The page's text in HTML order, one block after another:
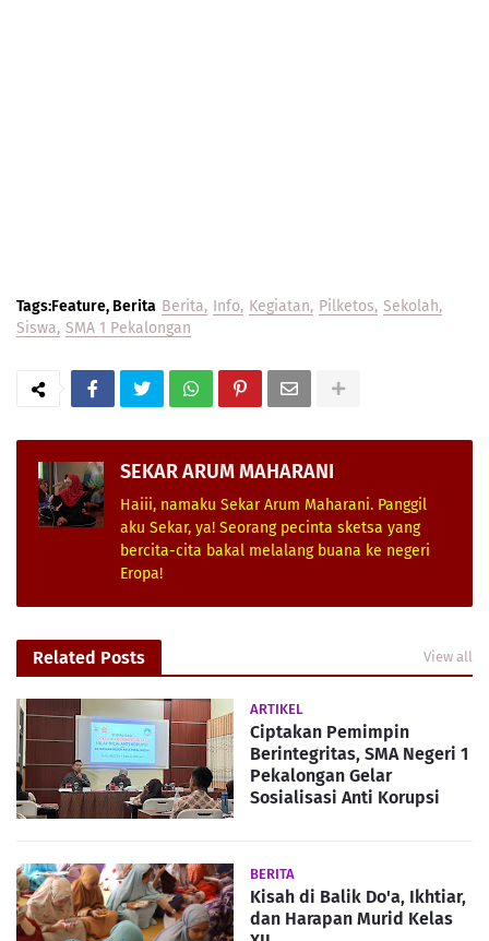
Tags:Feature, Berita Berita Info Kegiatan Pilketos Sekolah
Siswa SMA 1 Pekalongan
SEKAR ARUM MAHARANI
Haiii, namaku Sekar Arum Maharani. Panggil
aku Sekar, ya! Seorang pecinta sketsa yang
bercita-cita bakal melalang buana ke negeri
Eropa!
Related Posts View all
ARTIKEL
Ciptakan Pemimpin
Berintegritas, SMA Negeri 1
Pekalongan Gelar
Sosialisasi Anti Korupsi
BERITA
Kisah di Balik Do'a, Ikhtiar,
dan Harapan Murid Kelas